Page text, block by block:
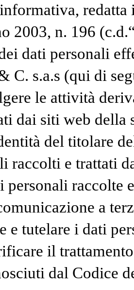
2003, n. 196
dati personali
C. s.a.s (qui di
le attività
dai siti web della
del titolare
raccolti e trattati
personali raccolte
a
e tutelare i dati
il
dal Codice